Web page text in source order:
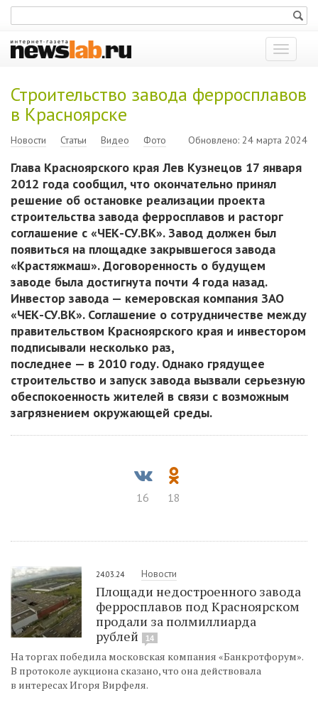
Показать
меню
Строительство завода ферросплавов
в Красноярске
Новости Статьи Видео Фото Обновлено: 24 марта 2024
Глава Красноярского края Лев Кузнецов 17 января
2012 года сообщил, что окончательно принял
решение об остановке реализации проекта
строительства завода ферросплавов и расторг
соглашение с «ЧЕК-СУ.ВК». Завод должен был
появиться на площадке закрывшегося завода
«Крастяжмаш». Договоренность о будущем
заводе была достигнута почти 4 года назад.
Инвестор завода — кемеровская компания ЗАО
«ЧЕК-СУ.ВК». Соглашение о сотрудничестве между
правительством Красноярского края и инвестором
подписывали несколько раз,
последнее — в 2010 году. Однако грядущее
строительство и запуск завода вызвали серьезную
обеспокоенность жителей в связи с возможным
загрязнением окружающей среды.
16 18
24.03.24 Новости
Площади недостроенного завода
ферросплавов под Красноярском
продали за полмиллиарда
рублей
14
На торгах победила московская компания «Банкротфорум».
В протоколе аукциона сказано, что она действовала
в интересах Игоря Вирфеля.